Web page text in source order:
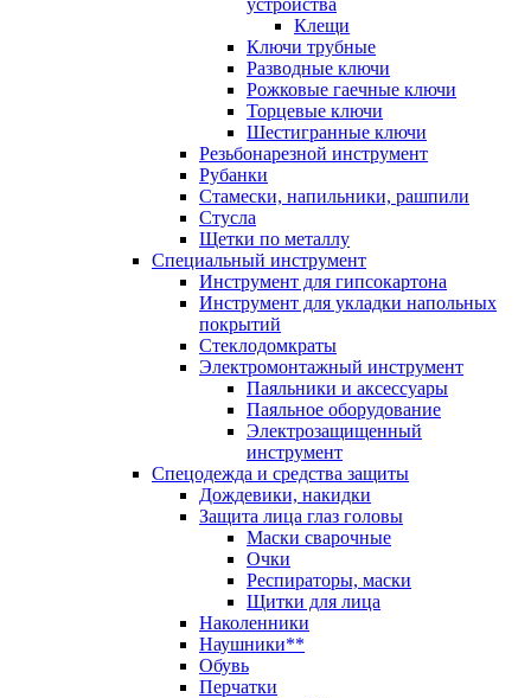
устройства
Клещи
Ключи трубные
Разводные ключи
Рожковые гаечные ключи
Торцевые ключи
Шестигранные ключи
Резьбонарезной инструмент
Рубанки
Стамески, напильники, рашпили
Стусла
Щетки по металлу
Специальный инструмент
Инструмент для гипсокартона
Инструмент для укладки напольных
покрытий
Стеклодомкраты
Электромонтажный инструмент
Паяльники и аксессуары
Паяльное оборудование
Электрозащищенный
инструмент
Спецодежда и средства защиты
Дождевики, накидки
Защита лица глаз головы
Маски сварочные
Очки
Респираторы, маски
Щитки для лица
Наколенники
Наушники**
Обувь
Перчатки